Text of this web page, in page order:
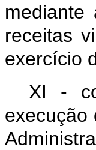
mediante
receitas
exercício
XI -
execução